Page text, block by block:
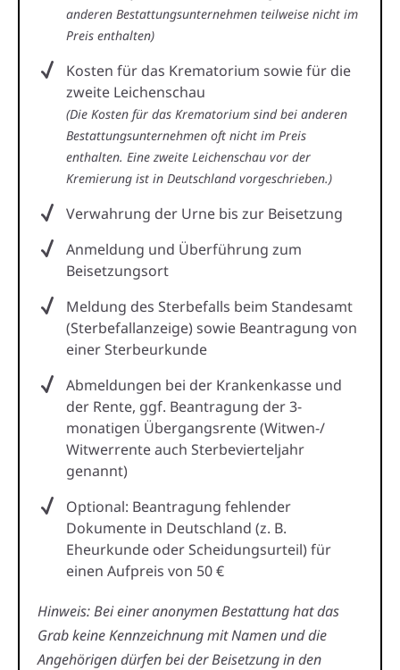
anderen Bestattungsunternehmen teilweise nicht im
Preis enthalten)
Kosten für das Krematorium sowie für die
zweite Leichenschau
(Die Kosten für das Krematorium sind bei anderen
Bestattungsunternehmen oft nicht im Preis
enthalten. Eine zweite Leichenschau vor der
Kremierung ist in Deutschland vorgeschrieben.)
Verwahrung der Urne bis zur Beisetzung
Anmeldung und Überführung zum
Beisetzungsort
Meldung des Sterbefalls beim Standesamt
(Sterbefallanzeige) sowie Beantragung von
einer Sterbeurkunde
Abmeldungen bei der Krankenkasse und
der Rente, ggf. Beantragung der 3-
monatigen Übergangsrente (Witwen-/
Witwerrente auch Sterbevierteljahr
genannt)
Optional: Beantragung fehlender
Dokumente in Deutschland (z. B.
Eheurkunde oder Scheidungsurteil) für
einen Aufpreis von 50 €
Hinweis: Bei einer anonymen Bestattung hat das
Grab keine Kennzeichnung mit Namen und die
Angehörigen dürfen bei der Beisetzung in den